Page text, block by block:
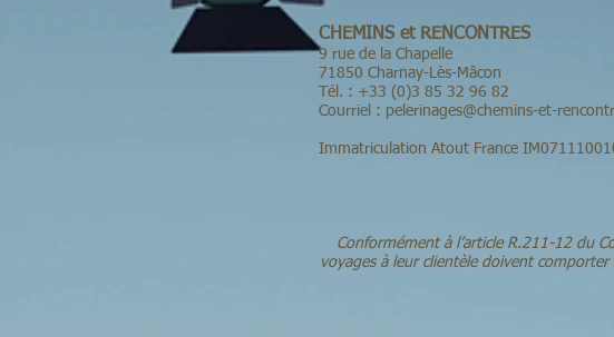
CHEMINS et RENCONTRES
9 rue de la Chapelle
71850 Charnay-Lès-Mâcon
Tél. : +33 (0)3 85 32 96 82
Courriel : pelerinages@chemins-et-
Immatriculation Atout France
Conformément à l’article R.211-12 du
voyages à leur clientèle doivent